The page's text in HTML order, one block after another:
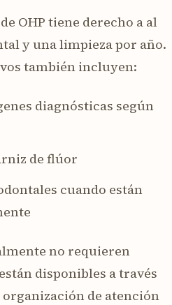
OHP tiene derecho a al
y una limpieza por año.
también incluyen:
diagnósticas según
de flúor
cuando están
no requieren
disponibles a través
organización de atención